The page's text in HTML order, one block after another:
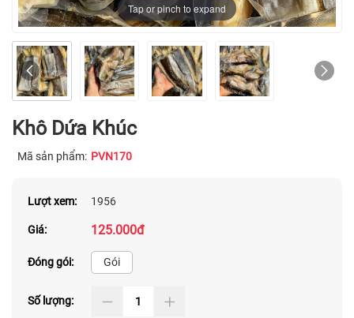
Tap or pinch to expand
Khô Dứa Khúc
Mã sản phẩm: PVN170
Lượt xem: 1956
Giá: 125.000đ
Đóng gói: Gói
Số lượng: